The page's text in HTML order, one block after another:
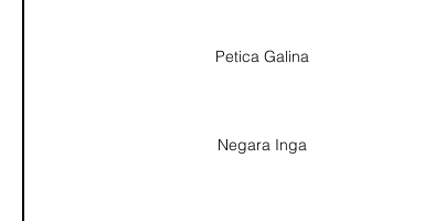
Petica Galina
Negara Inga